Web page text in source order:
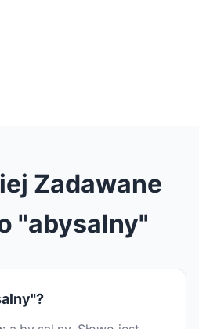
Zadawane
"abysalny"